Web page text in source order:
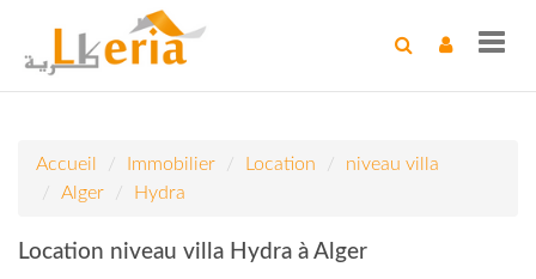
Accueil Immobilier Location
niveau villa
Alger
Hydra
Location niveau villa Hydra à Alger